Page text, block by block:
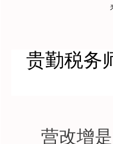
贵勤税务
营改增